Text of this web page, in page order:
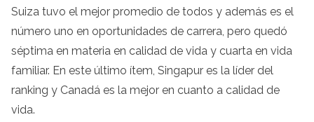
Suiza tuvo el mejor promedio de todos y además es el
número uno en oportunidades de carrera, pero quedó
séptima en materia en calidad de vida y cuarta en vida
familiar. En este último ítem, Singapur es la líder del
ranking y Canadá es la mejor en cuanto a calidad de
vida.